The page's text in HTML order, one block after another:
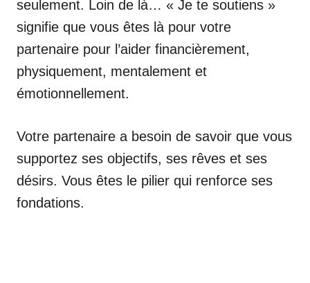
seulement. Loin de là… « Je te soutiens »
signifie que vous êtes là pour votre
partenaire pour l’aider financièrement,
physiquement, mentalement et
émotionnellement.
Votre partenaire a besoin de savoir que vous
supportez ses objectifs, ses rêves et ses
désirs. Vous êtes le pilier qui renforce ses
fondations.